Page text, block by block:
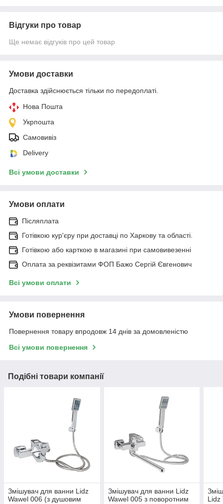
Відгуки про товар
Ще немає відгуків про цей товар
Умови доставки
Доставка здійснюється тільки по передоплаті.
Нова Пошта
Укрпошта
Самовивіз
Delivery
Всі умови доставки
Умови оплати
Післяплата
Готівкою кур'єру при доставці по Харкову та області.
Готівкою або карткою в магазині при самовивезенні
Оплата за реквізитами ФОП Бажо Сергій Євгенович
Всі умови оплати
Умови повернення
Повернення товару впродовж 14 днів за домовленістю
Всі умови повернення
Подібні товари компанії
Змішувач для ванни Lidz
Wawel 006 (з душовим
Змішувач для ванни Lidz
Wawel 005 з поворотним
Lidz